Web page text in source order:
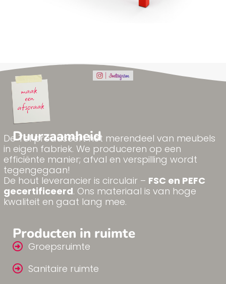
Producten in ruimte
Groepsruimte
Sanitaire ruimte
Duurzaamheid
De Tol produceert het merendeel van meubels
in eigen fabriek. We produceren op een
efficiënte manier; afval en verspilling wordt
tegengegaan!
De hout leverancier is circulair – FSC en PEFC
gecertificeerd. Ons materiaal is van hoge
kwaliteit en gaat lang mee.